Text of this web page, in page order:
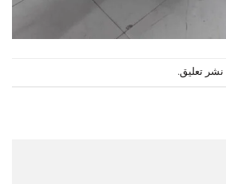
نشر تعليق.